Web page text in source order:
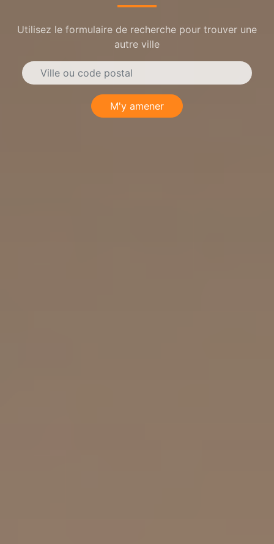
Utilisez le formulaire de recherche pour trouver une
autre ville
M'y amener